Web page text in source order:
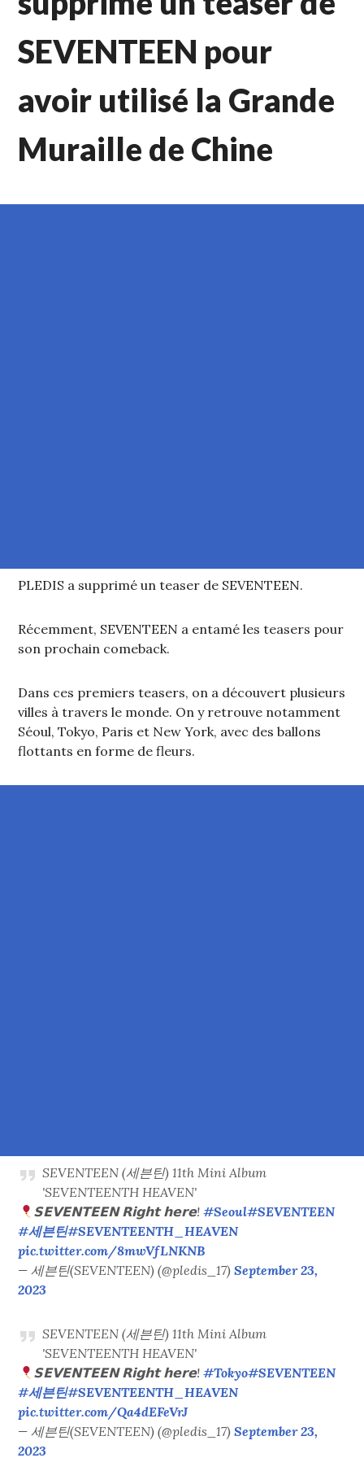
SEVENTEEN pour
avoir utilisé la Grande
Muraille de Chine
PLEDIS a supprimé un teaser de SEVENTEEN.
Récemment, SEVENTEEN a entamé les teasers pour
son prochain comeback.
Dans ces premiers teasers, on a découvert plusieurs
villes à travers le monde. On y retrouve notamment
Séoul, Tokyo, Paris et New York, avec des ballons
flottants en forme de fleurs.
SEVENTEEN (세븐틴) 11th Mini Album
'SEVENTEENTH HEAVEN'
𝗦𝗘𝗩𝗘𝗡𝗧𝗘𝗘𝗡 𝗥𝗶𝗴𝗵𝘁 𝗵𝗲𝗿𝗲! #Seoul#SEVENTEEN
#세븐틴#SEVENTEENTH_HEAVEN
pic.twitter.com/8mwVfLNKNB
— 세븐틴(SEVENTEEN) (@pledis_17)September 23,
2023
SEVENTEEN (세븐틴) 11th Mini Album
'SEVENTEENTH HEAVEN'
𝗦𝗘𝗩𝗘𝗡𝗧𝗘𝗘𝗡 𝗥𝗶𝗴𝗵𝘁 𝗵𝗲𝗿𝗲! #Tokyo#SEVENTEEN
#세븐틴#SEVENTEENTH_HEAVEN
pic.twitter.com/Qa4dEFeVrJ
— 세븐틴(SEVENTEEN) (@pledis_17)September 23,
2023